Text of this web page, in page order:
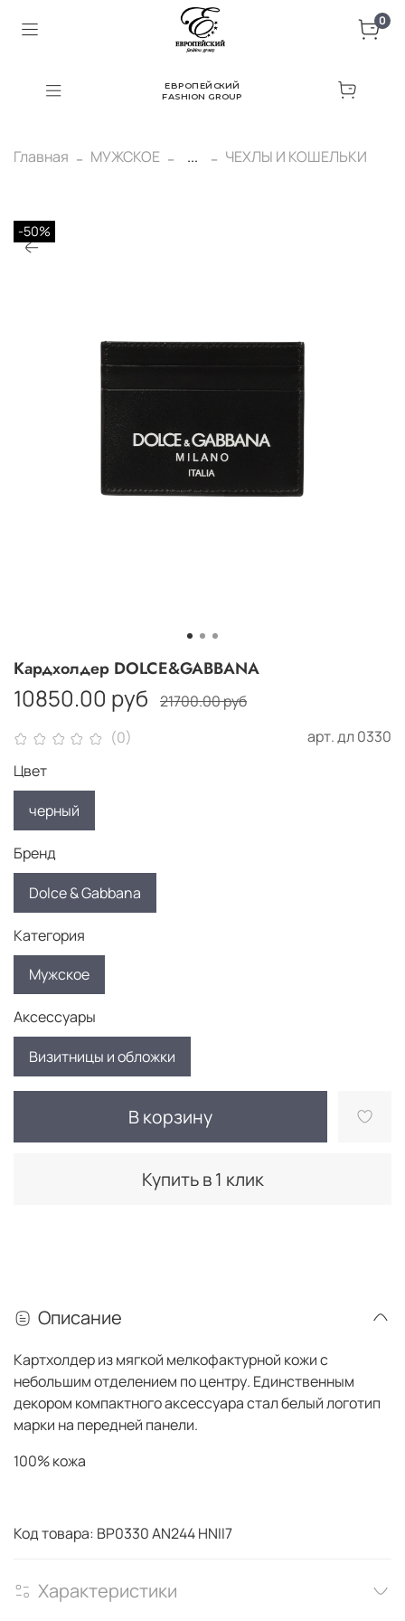
0
ЕВРОПЕЙСКИЙ
FASHION GROUP
Главная МУЖСКОЕ ... ЧЕХЛЫ И КОШЕЛЬКИ
-50%
(0) арт.дл 0330
Кардхолдер DOLCE&GABBANA
10850.00 руб 21700.00 руб
В корзину
Купить в 1 клик
Цвет
черный
Бренд
Dolce & Gabbana
Категория
Мужское
Аксессуары
Визитницы и обложки
Описание
Картхолдер из мягкой мелкофактурной кожи с
небольшим отделением по центру. Единственным
декором компактного аксессуара стал белый логотип
марки на передней панели.
100% кожа
Код товара: BP0330 AN244 HNII7
Характеристики